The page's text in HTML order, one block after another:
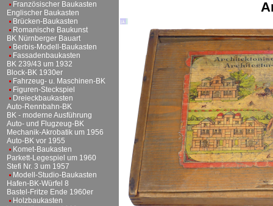
Französischer Baukasten
Englischer Baukasten
Brücken-Baukasten
Romanische Baukunst
BK Nürnberger Bauart
Berbis-Modell-Baukasten
Fassadenbaukasten
BK 239/43 um 1932
Block-BK 1930er
Fahrzeug- u. Maschinen-BK
Figuren-Steckspiel
Dreieckbaukasten
Auto-Rennbahn-BK
BK - moderne Ausführung
Auto- und Flugzeug-BK
Mechanik-Akrobatik um 1956
Auto-BK vor 1955
Komet-Baukasten
Parkett-Legespiel um 1960
Stefi Nr. 3 um 1957
Modell-Studio-Baukasten
Hafen-BK-Würfel 8
Bastel-Fritze Ende 1960er
Holzbaukasten